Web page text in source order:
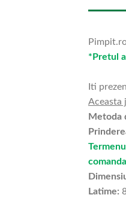
*Pretul
Iti
Aceasta
Metoda
Latime: